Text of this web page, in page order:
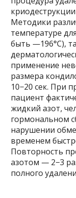
Методики
температуре
быть —196°С),
применение
размера
10−20 сек. При
пациент
жидкий азот,
гормональном
нарушении
временем
Повторность
азотом — 2−3
полного